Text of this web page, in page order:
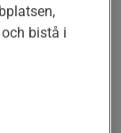
bistå i